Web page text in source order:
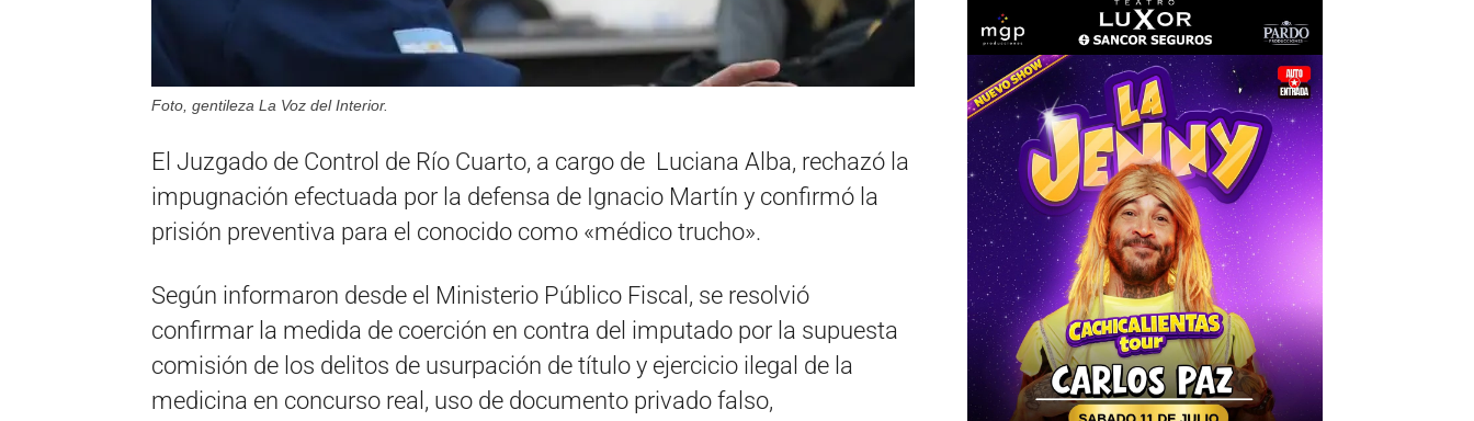
Foto, gentileza La Voz del Interior.
El Juzgado de Control de Río Cuarto, a cargo de Luciana Alba, rechazó la
impugnación efectuada por la defensa de Ignacio Martín y confirmó la
prisión preventiva para el conocido como «médico trucho».
Según informaron desde el Ministerio Público Fiscal, se resolvió
confirmar la medida de coerción en contra del imputado por la supuesta
comisión de los delitos de usurpación de título y ejercicio ilegal de la
medicina en concurso real, uso de documento privado falso,